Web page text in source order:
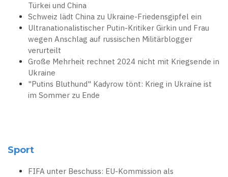
Türkei und China
Schweiz lädt China zu Ukraine-Friedensgipfel ein
Ultranationalistischer Putin-Kritiker Girkin und Frau
wegen Anschlag auf russischen Militärblogger
verurteilt
Große Mehrheit rechnet 2024 nicht mit Kriegsende in
Ukraine
"Putins Bluthund" Kadyrow tönt: Krieg in Ukraine ist
im Sommer zu Ende
Sport
FIFA unter Beschuss: EU-Kommission als